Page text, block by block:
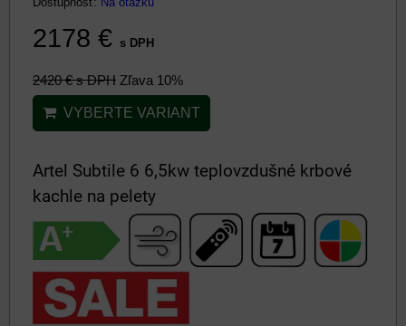
2178 € s DPH
2420 €s DPH Zľava 10%
VYBERTE VARIANT
Artel Subtile 6 6,5kw teplovzdušné krbové
kachle na pelety